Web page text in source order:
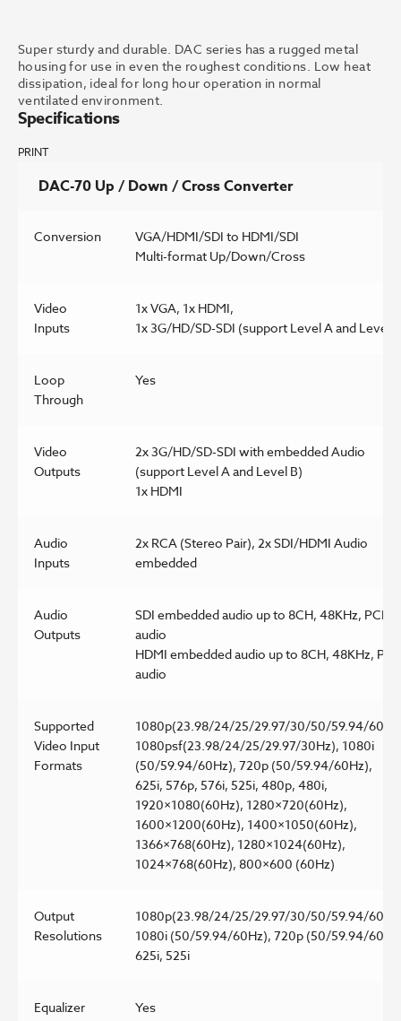
Super sturdy and durable. DAC series has a rugged metal
housing for use in even the roughest conditions. Low heat
dissipation, ideal for long hour operation in normal
ventilated environment.
Specifications
PRINT
DAC-70 Up / Down / Cross Converter
Conversion
VGA/HDMI/SDI to HDMI/SDI
Multi-format Up/Down/Cross
Video
Inputs
1x VGA, 1x HDMI,
1x 3G/HD/SD-SDI (support Level A and Level
Loop
Through
Yes
Video
Outputs
2x 3G/HD/SD-SDI with embedded Audio
(support Level A and Level B)
1x HDMI
Audio
Inputs
2x RCA (Stereo Pair), 2x SDI/HDMI Audio
embedded
Audio
Outputs
SDI embedded audio up to 8CH, 48KHz, PCM
audio
HDMI embedded audio up to 8CH, 48KHz,
audio
Supported
Video Input
Formats
1080p(23.98/24/25/29.97/30/50/59.94/
1080psf(23.98/24/25/29.97/30Hz), 1080i
(50/59.94/60Hz), 720p (50/59.94/60Hz),
625i, 576p, 576i, 525i, 480p, 480i,
1920×1080(60Hz), 1280×720(60Hz),
1600×1200(60Hz), 1400×1050(60Hz),
1366×768(60Hz), 1280×1024(60Hz),
1024×768(60Hz), 800×600 (60Hz)
Output
Resolutions
1080p(23.98/24/25/29.97/30/50/59.94/
1080i (50/59.94/60Hz), 720p (50/59.94/
625i, 525i
Equalizer Yes